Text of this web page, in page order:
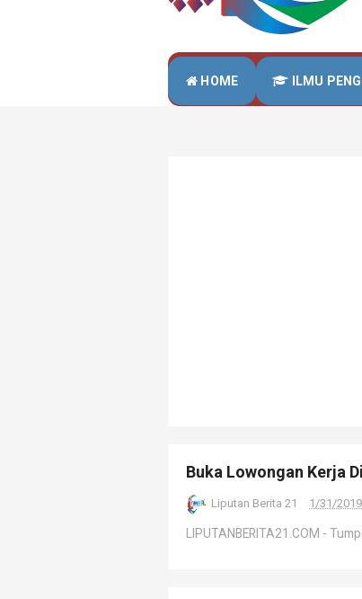
HOME ILMU
Buka Lowongan Kerja
Liputan Berita 21 1/31/2019
LIPUTANBERITA21.COM -